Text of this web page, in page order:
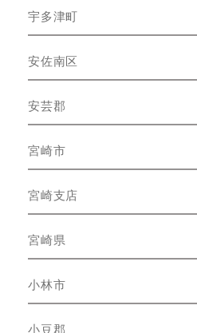
宇多津町
安佐南区
安芸郡
宮崎市
宮崎支店
宮崎県
小林市
小豆郡